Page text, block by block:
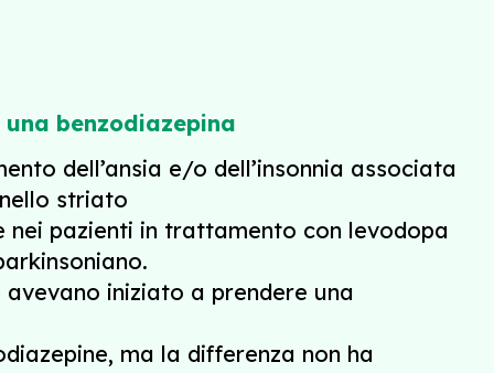
benzodiazepina
dell’ansia e/o dell’insonnia associata
striato
nei pazienti in trattamento con levodopa
iniziato a prendere una
ma la differenza non ha